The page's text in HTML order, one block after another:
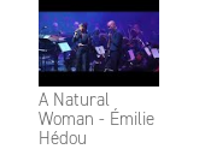
A Natural
Woman - Émilie
Hédou